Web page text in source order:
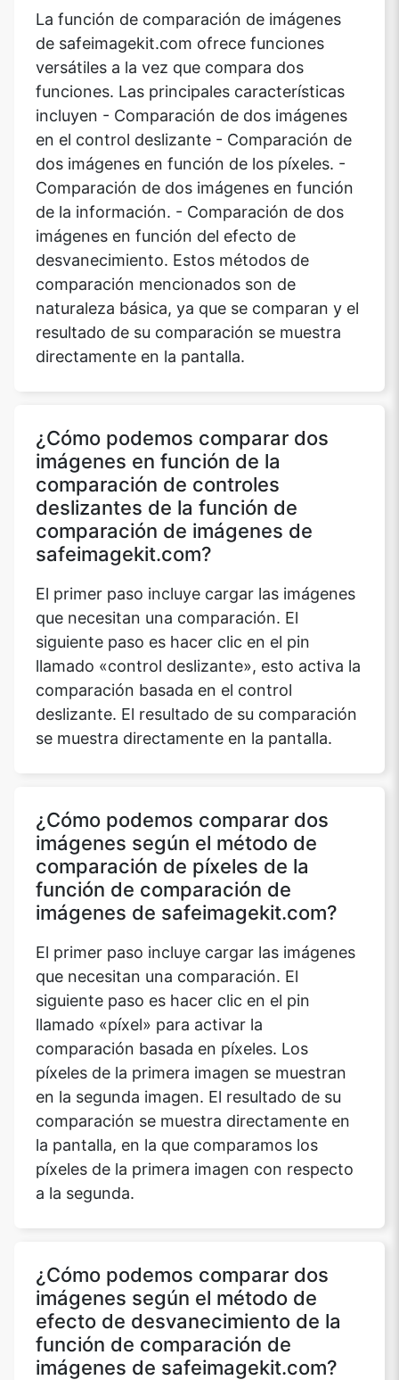
La función de comparación de imágenes
de safeimagekit.com ofrece funciones
versátiles a la vez que compara dos
funciones. Las principales características
incluyen - Comparación de dos imágenes
en el control deslizante - Comparación de
dos imágenes en función de los píxeles. -
Comparación de dos imágenes en función
de la información. - Comparación de dos
imágenes en función del efecto de
desvanecimiento. Estos métodos de
comparación mencionados son de
naturaleza básica, ya que se comparan y el
resultado de su comparación se muestra
directamente en la pantalla.
¿Cómo podemos comparar dos
imágenes en función de la
comparación de controles
deslizantes de la función de
comparación de imágenes de
safeimagekit.com?
El primer paso incluye cargar las imágenes
que necesitan una comparación. El
siguiente paso es hacer clic en el pin
llamado «control deslizante», esto activa la
comparación basada en el control
deslizante. El resultado de su comparación
se muestra directamente en la pantalla.
¿Cómo podemos comparar dos
imágenes según el método de
comparación de píxeles de la
función de comparación de
imágenes de safeimagekit.com?
El primer paso incluye cargar las imágenes
que necesitan una comparación. El
siguiente paso es hacer clic en el pin
llamado «píxel» para activar la
comparación basada en píxeles. Los
píxeles de la primera imagen se muestran
en la segunda imagen. El resultado de su
comparación se muestra directamente en
la pantalla, en la que comparamos los
píxeles de la primera imagen con respecto
a la segunda.
¿Cómo podemos comparar dos
imágenes según el método de
efecto de desvanecimiento de la
función de comparación de
imágenes de safeimagekit.com?